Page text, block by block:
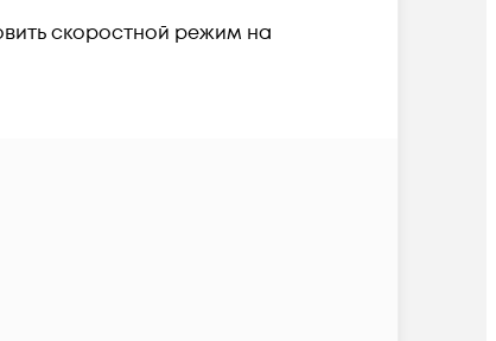
скоростной режим на